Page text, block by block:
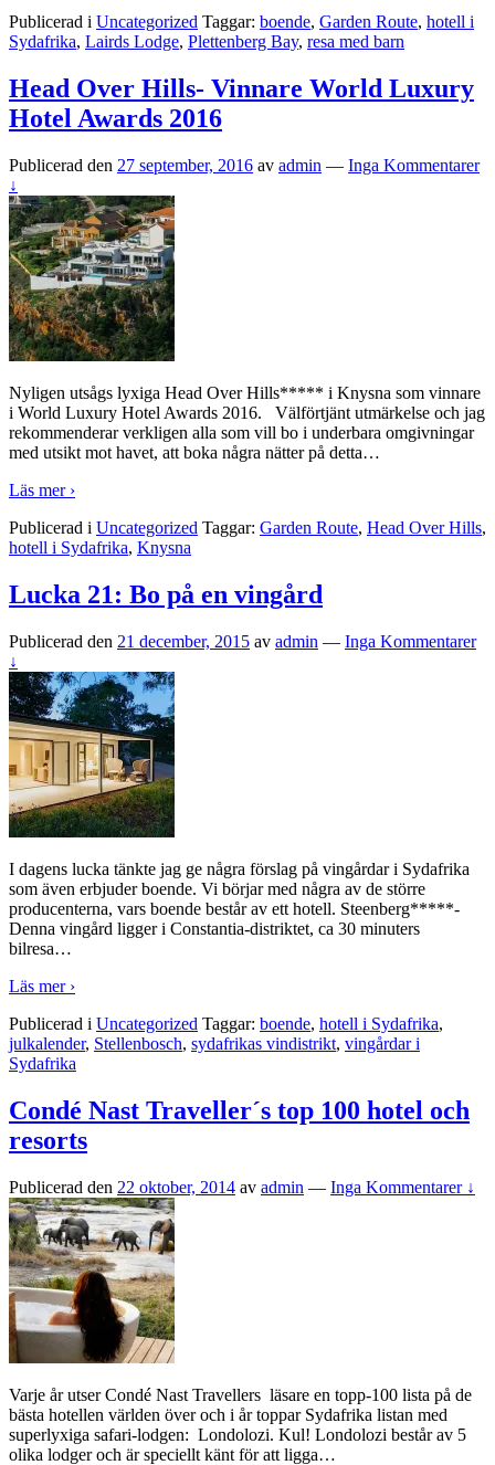
Publicerad i Uncategorized Taggar: boende, Garden Route, hotell i
Sydafrika, Lairds Lodge, Plettenberg Bay, resa med barn
Head Over Hills- Vinnare World Luxury
Hotel Awards 2016
Publicerad den 27 september, 2016 av admin — Inga Kommentarer
↓
Nyligen utsågs lyxiga Head Over Hills***** i Knysna som vinnare
i World Luxury Hotel Awards 2016. Välförtjänt utmärkelse och jag
rekommenderar verkligen alla som vill bo i underbara omgivningar
med utsikt mot havet, att boka några nätter på detta…
Läs mer ›
Publicerad i Uncategorized Taggar: Garden Route, Head Over Hills,
hotell i Sydafrika, Knysna
Lucka 21: Bo på en vingård
Publicerad den 21 december, 2015 av admin — Inga Kommentarer
↓
I dagens lucka tänkte jag ge några förslag på vingårdar i Sydafrika
som även erbjuder boende. Vi börjar med några av de större
producenterna, vars boende består av ett hotell. Steenberg*****-
Denna vingård ligger i Constantia-distriktet, ca 30 minuters
bilresa…
Läs mer ›
Publicerad i Uncategorized Taggar: boende, hotell i Sydafrika,
julkalender, Stellenbosch, sydafrikas vindistrikt, vingårdar i
Sydafrika
Condé Nast Traveller´s top 100 hotel och
resorts
Publicerad den 22 oktober, 2014 av admin — Inga Kommentarer ↓
Varje år utser Condé Nast Travellers läsare en topp-100 lista på de
bästa hotellen världen över och i år toppar Sydafrika listan med
superlyxiga safari-lodgen: Londolozi. Kul! Londolozi består av 5
olika lodger och är speciellt känt för att ligga…